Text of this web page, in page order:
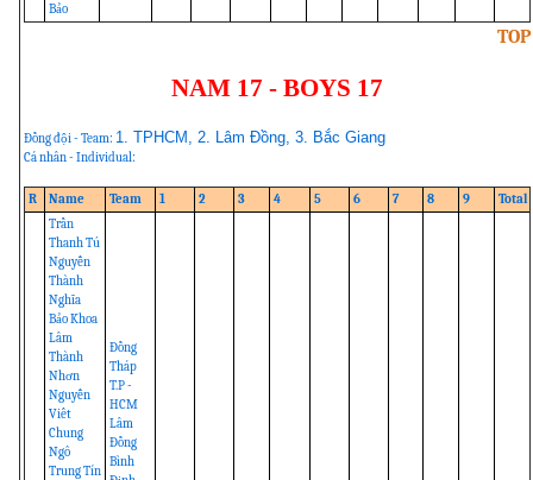
Bảo
TOP
NAM 17 - BOYS 17
Đồng đội - Team: 1. TPHCM, 2. Lâm Đồng, 3. Bắc Giang
Cá nhân - Individual:
R Name Team 1 2 3 4 5 6 7 8 9 Total
Trần
Thanh Tú
Nguyễn
Thành
Nghĩa
Bảo Khoa
Lâm
Thành
Nhơn
Nguyễn
Viết
Chung
Ngô
Trung Tín
Đồng
Tháp
T.P -
HCM
Lâm
Đồng
Bình